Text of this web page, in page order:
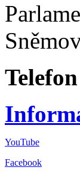
YouTube
Facebook